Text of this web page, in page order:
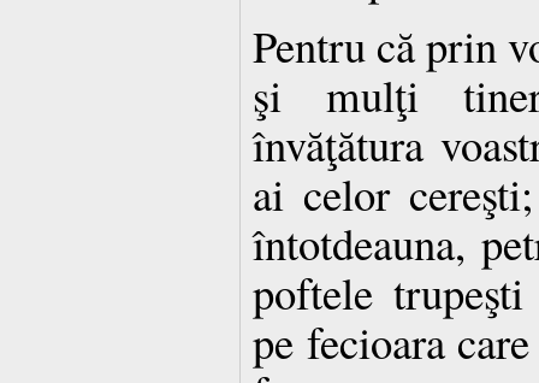
Pentru că prin
şi mulţi
învăţătura
ai celor
întotdeauna,
poftele
pe fecioara